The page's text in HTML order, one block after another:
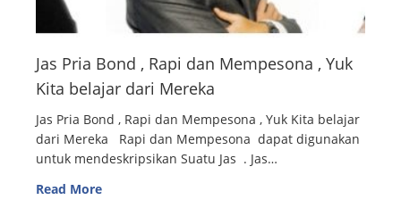
Jas Pria Bond , Rapi dan Mempesona , Yuk
Kita belajar dari Mereka
Jas Pria Bond , Rapi dan Mempesona , Yuk Kita belajar
dari Mereka Rapi dan Mempesona dapat digunakan
untuk mendeskripsikan Suatu Jas . Jas…
Read More